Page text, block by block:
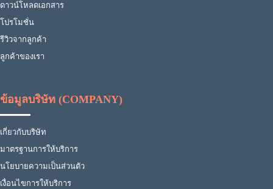
ดาวน์โหลดเอกสาร
โปรโมชั่น
รีวิวจากลูกค้า
ลูกค้าของเรา
ข้อมูลบริษัท (COMPANY)
เกี่ยวกับบริษัท
มาตรฐานการให้บริการ
นโยบายความเป็นส่วนตัว
เงื่อนไขการให้บริการ